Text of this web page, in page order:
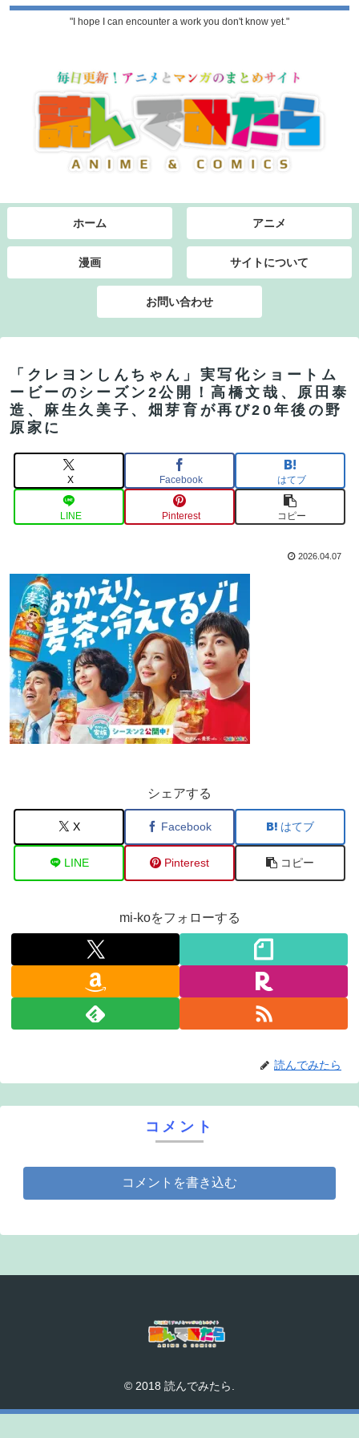
"I hope I can encounter a work you don't know yet."
ホーム アニメ
漫画 サイトについて
お問い合わせ
「クレヨンしんちゃん」実写化ショートム
ービーのシーズン2公開！高橋文哉、原田泰
造、麻生久美子、畑芽育が再び20年後の野
原家に
X Facebook はてブ
LINE Pinterest コピー
2026.04.07
シェアする
X Facebook はてブ
LINE Pinterest コピー
mi-koをフォローする
読んでみたら
コメント
コメントを書き込む
© 2018 読んでみたら.